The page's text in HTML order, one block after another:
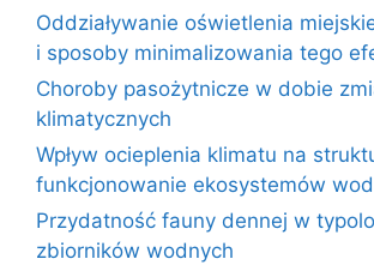
Oddziaływanie oświetlenia
i sposoby minimalizowania tego
Choroby pasożytnicze w dobie
klimatycznych
Wpływ ocieplenia klimatu na
funkcjonowanie ekosystemów
Przydatność fauny dennej w
zbiorników wodnych